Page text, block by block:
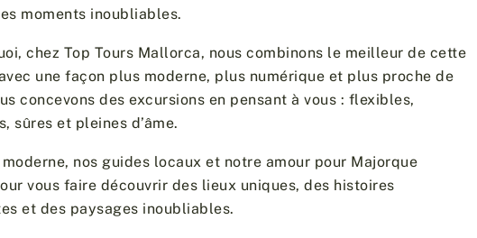
moments inoubliables.
chez Top Tours Mallorca, nous combinons le meilleur de cette
une façon plus moderne, plus numérique et plus proche de
concevons des excursions en pensant à vous : flexibles,
sûres et pleines d’âme.
nos guides locaux et notre amour pour Majorque
vous faire découvrir des lieux uniques, des histoires
et des paysages inoubliables.